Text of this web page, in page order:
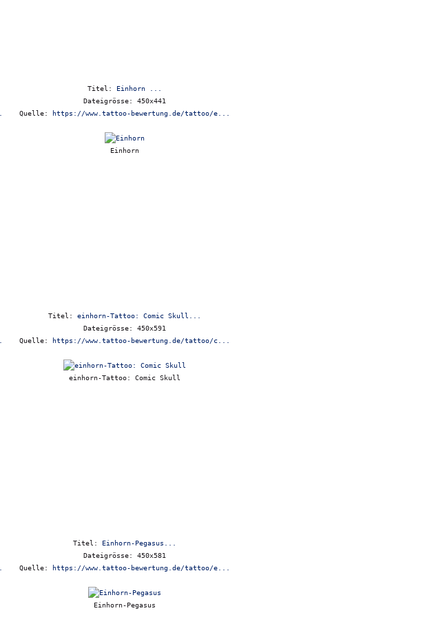
Titel: Einhorn ...
Dateigrösse: 450x441
Quelle: https://www.tattoo-bewertung.de/tattoo/e...
Einhorn
Titel: einhorn-Tattoo: Comic Skull...
Dateigrösse: 450x591
Quelle: https://www.tattoo-bewertung.de/tattoo/c...
einhorn-Tattoo: Comic Skull
Titel: Einhorn-Pegasus...
Dateigrösse: 450x581
Quelle: https://www.tattoo-bewertung.de/tattoo/e...
Einhorn-Pegasus